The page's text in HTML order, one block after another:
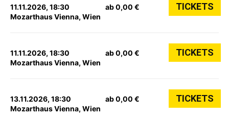
11.11.2026, 18:30
Mozarthaus Vienna, Wien
ab 0,00 € TICKETS
11.11.2026, 18:30
Mozarthaus Vienna, Wien
ab 0,00 € TICKETS
13.11.2026, 18:30
Mozarthaus Vienna, Wien
ab 0,00 € TICKETS